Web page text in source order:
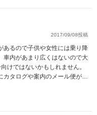
2017/09/08投稿
あるので子供や女性には乗り降
車内があまり広くはないので大
けではないかもしれません。
カタログや案内のメール便が届